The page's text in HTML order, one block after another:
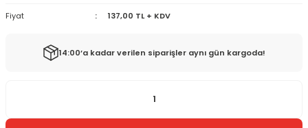
Fiyat 137,00 TL + KDV
14:00’a kadar verilen siparişler aynı gün kargoda!